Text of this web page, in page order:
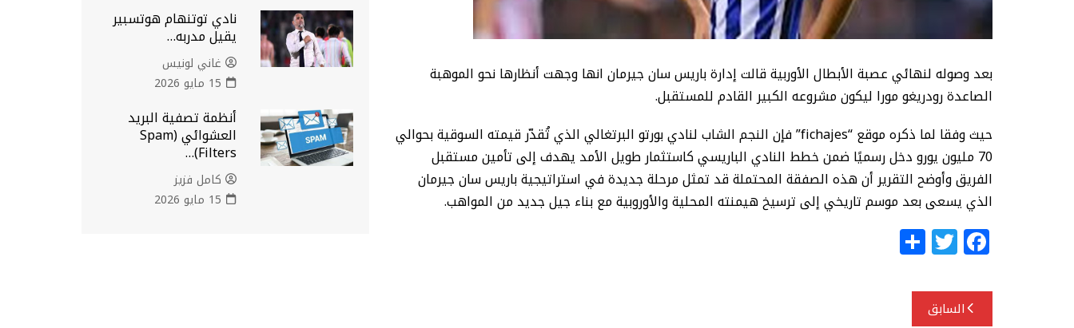
بعد وصوله لنهائي عصبة الأبطال الأوربية قالت إدارة باريس سان جيرمان انها وجهت أنظارها نحو الموهبة
الصاعدة رودريغو مورا ليكون مشروعه الكبير القادم للمستقبل.
حيث وفقا لما ذكره موقع “fichajes” فإن النجم الشاب لنادي بورتو البرتغالي الذي تُقدّر قيمته السوقية بحوالي
70 مليون يورو دخل رسميًا ضمن خطط النادي الباريسي كاستثمار طويل الأمد يهدف إلى تأمين مستقبل
الفريق وأوضح التقرير أن هذه الصفقة المحتملة قد تمثل مرحلة جديدة في استراتيجية باريس سان جيرمان
الذي يسعى بعد موسم تاريخي إلى ترسيخ هيمنته المحلية والأوروبية مع بناء جيل جديد من المواهب.
F
a
c
e
T
w
itt
eتصفّح
السابق
نادي توتنهام هوتسبير
يقيل مدربه…
غاني لونيس
15 مايو 2026
أنظمة تصفية البريد
العشوائي (Spam
Filters)…
كامل فزيز
15 مايو 2026